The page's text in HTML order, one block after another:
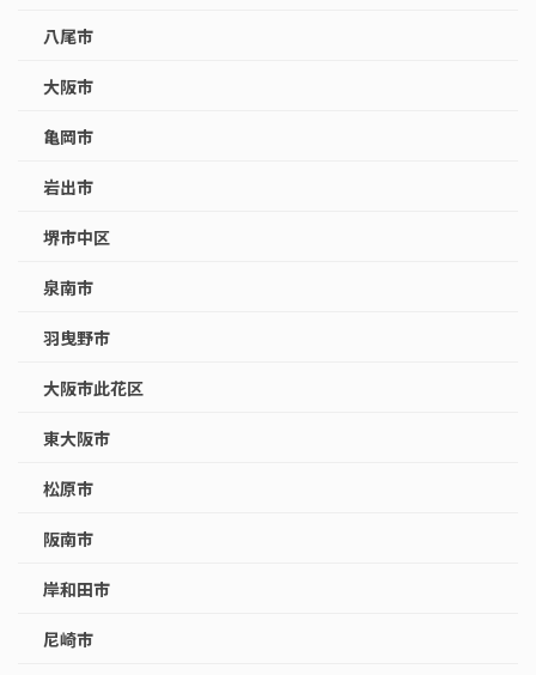
八尾市
大阪市
亀岡市
岩出市
堺市中区
泉南市
羽曳野市
大阪市此花区
東大阪市
松原市
阪南市
岸和田市
尼崎市